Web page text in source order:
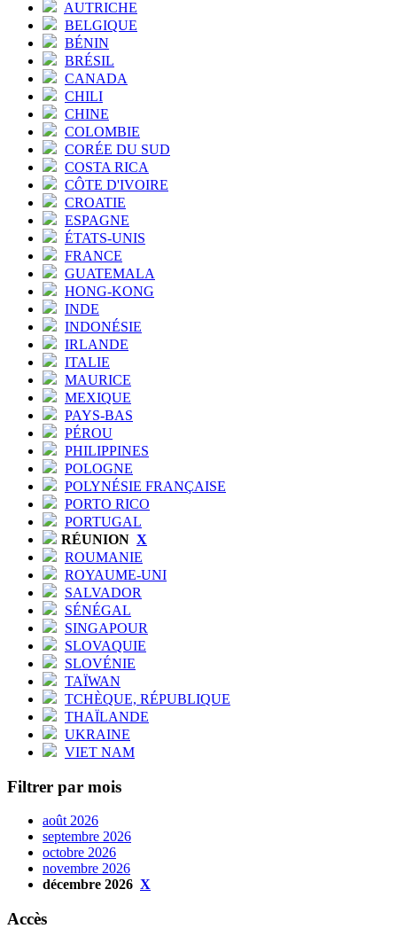
AUTRICHE
BELGIQUE
BÉNIN
BRÉSIL
CANADA
CHILI
CHINE
COLOMBIE
CORÉE DU SUD
COSTA RICA
CÔTE D'IVOIRE
CROATIE
ESPAGNE
ÉTATS-UNIS
FRANCE
GUATEMALA
HONG-KONG
INDE
INDONÉSIE
IRLANDE
ITALIE
MAURICE
MEXIQUE
PAYS-BAS
PÉROU
PHILIPPINES
POLOGNE
POLYNÉSIE FRANÇAISE
PORTO RICO
PORTUGAL
RÉUNION X
ROUMANIE
ROYAUME-UNI
SALVADOR
SÉNÉGAL
SINGAPOUR
SLOVAQUIE
SLOVÉNIE
TAÏWAN
TCHÈQUE, RÉPUBLIQUE
THAÏLANDE
UKRAINE
VIET NAM
Filtrer par mois
août 2026
septembre 2026
octobre 2026
novembre 2026
décembre 2026 X
Accès